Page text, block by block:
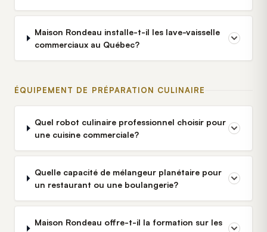
Maison Rondeau installe-t-il les lave-vaisselle
commerciaux au Québec?
ÉQUIPEMENT DE PRÉPARATION CULINAIRE
Quel robot culinaire professionnel choisir pour
une cuisine commerciale?
Quelle capacité de mélangeur planétaire pour
un restaurant ou une boulangerie?
Maison Rondeau offre-t-il la formation sur les